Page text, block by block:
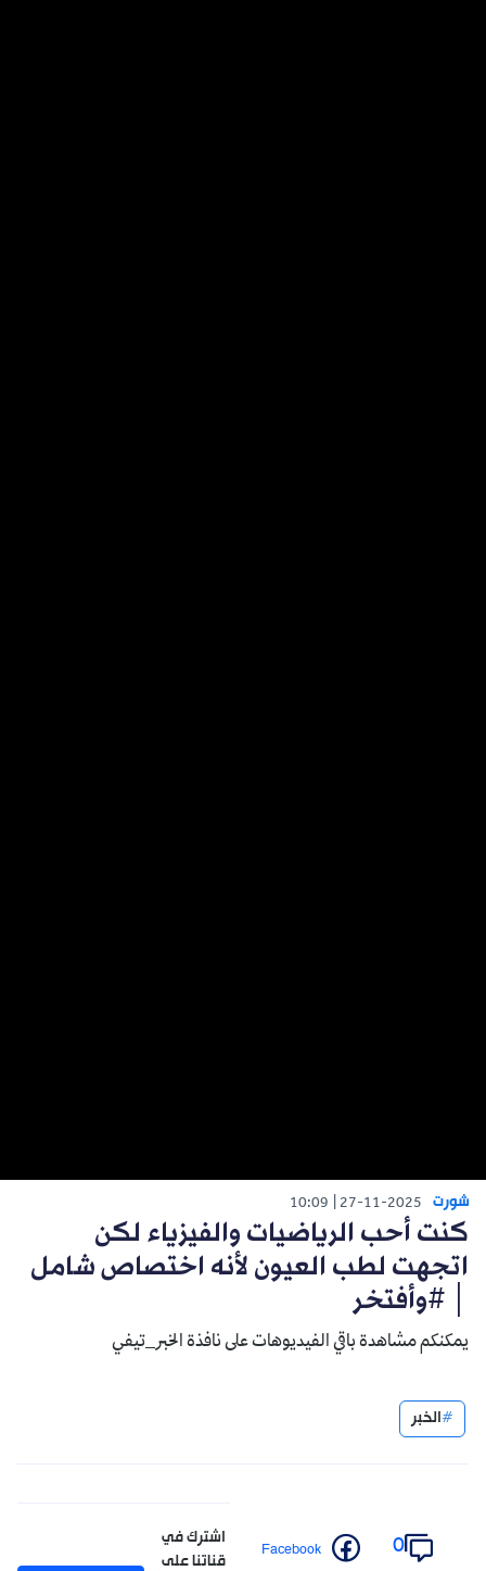
شورت 27-11-2025
10:09
كنت أحب الرياضيات والفيزياء لكن
اتجهت لطب العيون لأنه اختصاص شامل
│ #وأفتخر
يمكنكم مشاهدة باقي الفيديوهات على نافذة الخبر_تيفي
الخبر
0
Facebook
اشترك في
قناتنا على